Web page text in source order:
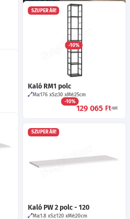
Kaló RTV 3 Tv-állvány
Mé:40cm
Választható színek!
-10%
90 815
SZUPER ÁR!
Kaló RM1 polc
Ma:176 Sz:30 Mé:25cm
-10%
129 065 Ft-tól
SZUPER ÁR!
Kaló PW 2 polc - 120
Ma:1.8 Sz:120 Mé:20cm